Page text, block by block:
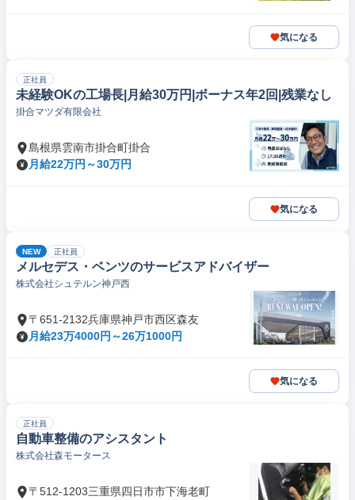
気になる
正社員
未経験OKの工場長|月給30万円|ボーナス年2回|残業なし
掛合マツダ有限会社
島根県雲南市掛合町掛合
月給22万円～30万円
気になる
NEW 正社員
メルセデス・ベンツのサービスアドバイザー
株式会社シュテルン神戸西
〒651-2132兵庫県神戸市西区森友
月給23万4000円～26万1000円
気になる
正社員
自動車整備のアシスタント
株式会社森モータース
〒512-1203三重県四日市市下海老町